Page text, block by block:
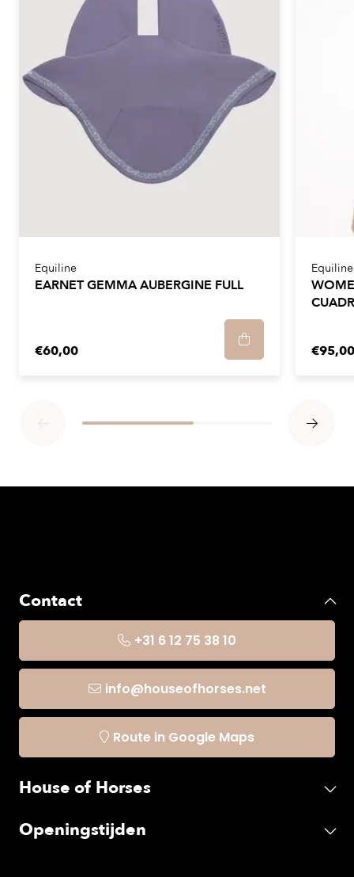
Equiline
EARNET GEMMA AUBERGINE FULL
€60,00
Equiline
€95,00
Contact
+31 6 12 75 38 10
info@houseofhorses.net
Route in Google Maps
House of Horses
Openingstijden